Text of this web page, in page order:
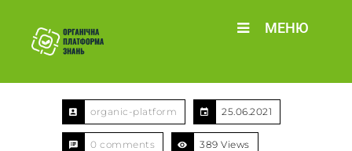
МЕНЮ
organic-platform 25.06.2021
0 comments 389 Views